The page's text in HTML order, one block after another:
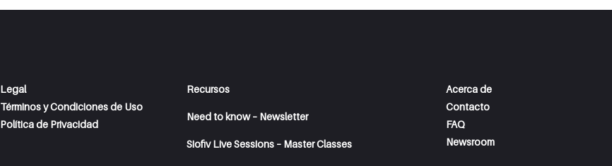
Legal
Términos y Condiciones de Uso
Política de Privacidad
Recursos
Need to know – Newsletter
Siofiv Live Sessions – Master Classes
Acerca de
Contacto
FAQ
Newsroom